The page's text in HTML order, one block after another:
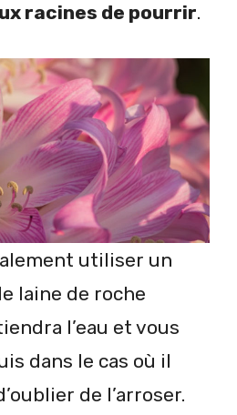
racines de pourrir.
utiliser un
laine de roche
l’eau et vous
dans le cas où il
de l’arroser.